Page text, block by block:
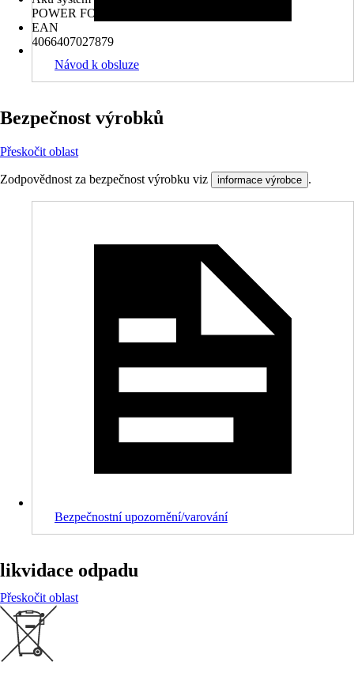
POWER FOR ALL ALLIANCE 18V
EAN
4066407027879
Návod k obsluze
Bezpečnost výrobků
Přeskočit oblast
Zodpovědnost za bezpečnost výrobku viz informace výrobce .
Bezpečnostní upozornění/varování
likvidace odpadu
Přeskočit oblast